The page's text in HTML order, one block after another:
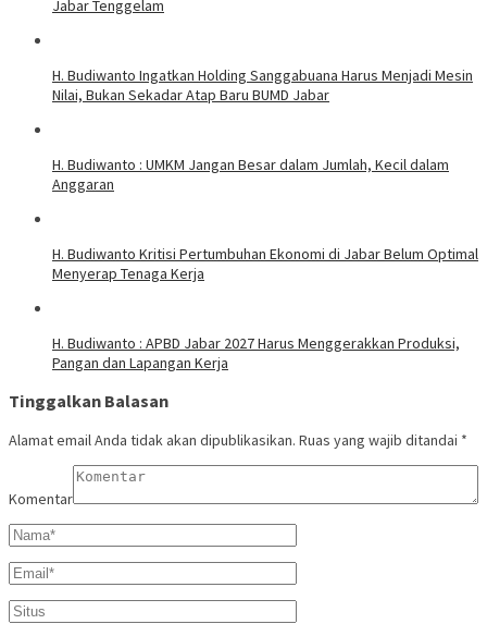
Jabar Tenggelam
H. Budiwanto Ingatkan Holding Sanggabuana Harus Menjadi Mesin
Nilai, Bukan Sekadar Atap Baru BUMD Jabar
H. Budiwanto : UMKM Jangan Besar dalam Jumlah, Kecil dalam
Anggaran
H. Budiwanto Kritisi Pertumbuhan Ekonomi di Jabar Belum Optimal
Menyerap Tenaga Kerja
H. Budiwanto : APBD Jabar 2027 Harus Menggerakkan Produksi,
Pangan dan Lapangan Kerja
Tinggalkan Balasan
Alamat email Anda tidak akan dipublikasikan. Ruas yang wajib ditandai *
Komentar